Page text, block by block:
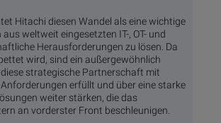
Hitachi diesen Wandel als eine wichtige
weltweit eingesetzten IT-, OT- und
Herausforderungen zu lösen. Da
wird, sind ein außergewöhnlich
strategische Partnerschaft mit
erfüllt und über eine starke
weiter stärken, die das
an vorderster Front beschleunigen.